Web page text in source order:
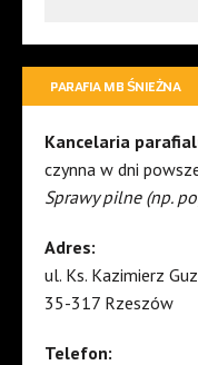
PARAFIA MB ŚNIEŻNA
Kancelaria
czynna w dni
Sprawy pilne (np.
Adres:
ul. Ks. Kazimierz
35-317 Rzeszów
Telefon: